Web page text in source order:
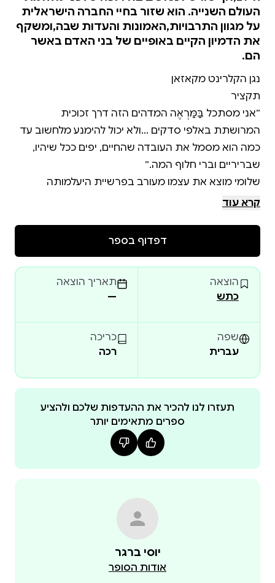
העולם השנייה. הוא שזור בחיי החברה הישראלית
על מגוון התרבויות,האמונות והעדות שבה,ומשקף
את הדמיון הקיים באופיים של בני האדם באשר
הם.
״אני מסתכל בַּמַּרְאֶה המדהים הזה דרך זכוכית
המרושתת באלפי סדקים ...ולא יכול להימנע מלחשוב עד
כמה הוא מסמל את העובדה שהחיים, יפים ככל שיהיו,
שלומי מוצא את עצמו מעורב בפרשיית היעלמותה
המסתורית של סמירה, צעירה ערבייה, הנקשרת במותו
חזות של גנגסטר. הנוסע, ולדימיר שמו, עולה ותיק
מרוסיה, מתגלה כנגן קלרינט מוכשר במיוחד המעורר את
סקרנותו של שלומי בשל מראהו הקשוח, אך שובה את
אט אט מגלה שלומי קשר בין סיפור חייו של ולדימיר
להיעלמותה של סמירה ומעורבותו בפרשה גורמת לו
זהו רומן מתח המתרחש בישראל של המאה ה-21, אך
שורשיו נטועים באירופה שלפני מלחמת העולם השנייה.
הוא שזור בחיי החברה הישראלית על מגוון התרבויות,
האמונות והעדות שבה, ומשקף את הדמיון הקיים באופיים
סיפור מתח מלא דרמה ... חובק תרבויות ועדות. פרשה
רודפת פרשה וכל המרדפים טבולים בנופיה היפים של
קרא עוד
דפדוף בספר
הוצאה
כתש
תאריך הוצאה
—
שפה
עברית
כריכה
רכה
תעזרו לנו להכיר את ההעדפות שלכם ולהציע
ספרים מתאימים יותר
יוסי ברגר
אודות הסופר